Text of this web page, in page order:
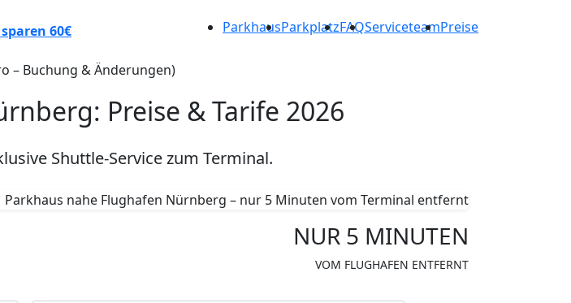
60€ ParkhausParkplatzFAQServiceteamPreise
– Buchung & Änderungen)
Preise & Tarife 2026
Shuttle-Service zum Terminal.
NUR 5 MINUTEN
VOM FLUGHAFEN ENTFERNT